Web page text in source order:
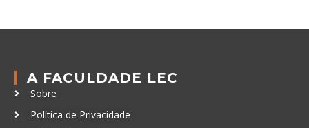
A FACULDADE LEC
Sobre
Política de Privacidade